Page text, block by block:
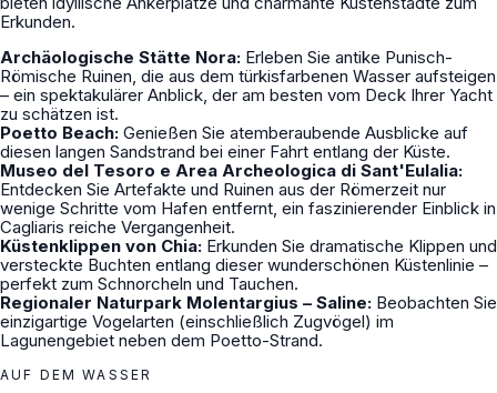
Erkunden.
Archäologische Stätte Nora: Erleben Sie antike Punisch-
Römische Ruinen, die aus dem türkisfarbenen Wasser aufsteigen
– ein spektakulärer Anblick, der am besten vom Deck Ihrer Yacht
zu schätzen ist.
Poetto Beach: Genießen Sie atemberaubende Ausblicke auf
diesen langen Sandstrand bei einer Fahrt entlang der Küste.
Museo del Tesoro e Area Archeologica di Sant'Eulalia:
Entdecken Sie Artefakte und Ruinen aus der Römerzeit nur
wenige Schritte vom Hafen entfernt, ein faszinierender Einblick in
Cagliaris reiche Vergangenheit.
Küstenklippen von Chia: Erkunden Sie dramatische Klippen und
versteckte Buchten entlang dieser wunderschönen Küstenlinie –
perfekt zum Schnorcheln und Tauchen.
Regionaler Naturpark Molentargius – Saline: Beobachten Sie
einzigartige Vogelarten (einschließlich Zugvögel) im
Lagunengebiet neben dem Poetto-Strand.
AUF DEM WASSER